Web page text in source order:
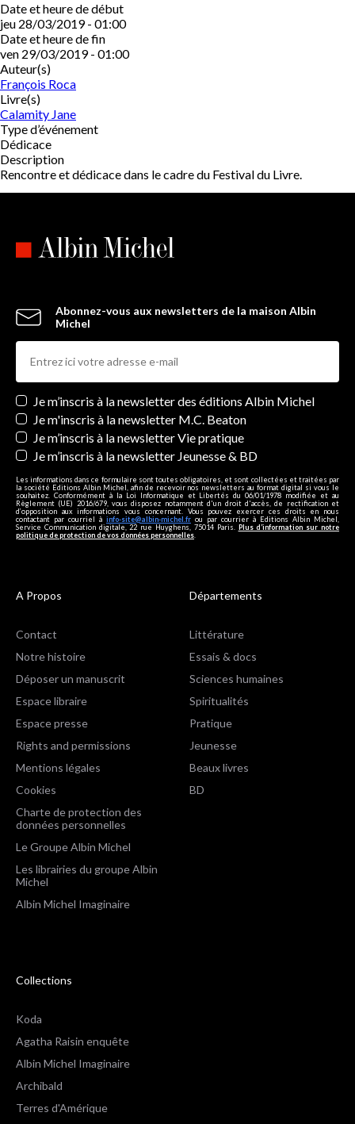
Date et heure de début
jeu 28/03/2019 - 01:00
Date et heure de fin
ven 29/03/2019 - 01:00
Auteur(s)
François Roca
Livre(s)
Calamity Jane
Type d’événement
Dédicace
Description
Rencontre et dédicace dans le cadre du Festival du Livre.
Abonnez-vous aux newsletters de la maison Albin
Michel
Newsletters
Je m’inscris à la newsletter des éditions Albin Michel
Je m'inscris à la newsletter M.C. Beaton
Je m’inscris à la newsletter Vie pratique
Je m’inscris à la newsletter Jeunesse & BD
Les informations dans ce formulaire sont toutes obligatoires, et sont collectées et traitées par
la société Editions Albin Michel, afin de recevoir nos newsletters au format digital si vous le
souhaitez. Conformément à la Loi Informatique et Libertés du 06/01/1978 modifiée et au
Règlement (UE) 2016/679, vous disposez notamment d'un droit d'accès, de rectification et
d’opposition aux informations vous concernant. Vous pouvez exercer ces droits en nous
contactant par courriel à info-site@albin-michel.fr ou par courrier à Editions Albin Michel,
Service Communication digitale, 22 rue Huyghens, 75014 Paris. Plus d’information sur notre
politique de protection de vos données personnelles
A Propos
Contact
Notre histoire
Déposer un manuscrit
Espace libraire
Espace presse
Rights and permissions
Mentions légales
Cookies
Charte de protection des
données personnelles
Le Groupe Albin Michel
Les librairies du groupe Albin
Michel
Albin Michel Imaginaire
Départements
Littérature
Essais & docs
Sciences humaines
Spiritualités
Pratique
Jeunesse
Beaux livres
BD
Collections
Koda
Agatha Raisin enquête
Albin Michel Imaginaire
Archibald
Terres d'Amérique